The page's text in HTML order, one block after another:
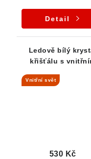
Detail
Ledově bílý
křišťálu s
Vnitřní svět
530 Kč